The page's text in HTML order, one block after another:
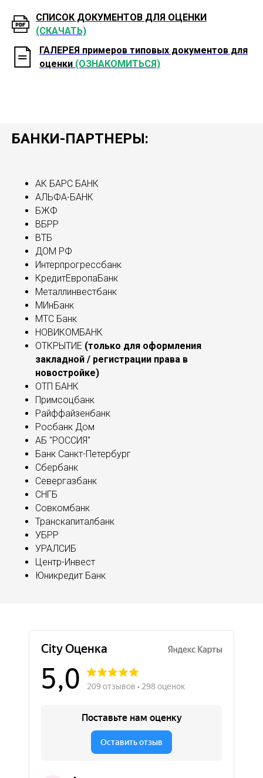
СПИСОК ДОКУМЕНТОВ ДЛЯ ОЦЕНКИ
(СКАЧАТЬ)
ГАЛЕРЕЯ примеров типовых документов для
оценки (ОЗНАКОМИТЬСЯ)
БАНКИ-ПАРТНЕРЫ:
АК БАРС БАНК
АЛЬФА-БАНК
БЖФ
ВБРР
ВТБ
ДОМ РФ
Интерпрогрессбанк
КредитЕвропаБанк
Металлинвестбанк
МИнБанк
МТС Банк
НОВИКОМБАНК
ОТКРЫТИЕ (только для оформления
закладной / регистрации права в
новостройке)
ОТП БАНК
Примсоцбанк
Райффайзенбанк
Росбанк Дом
АБ "РОССИЯ"
Банк Санкт-Петербург
Сбербанк
Севергазбанк
СНГБ
Совкомбанк
Транскапиталбанк
УБРР
УРАЛСИБ
Центр-Инвест
Юникредит Банк